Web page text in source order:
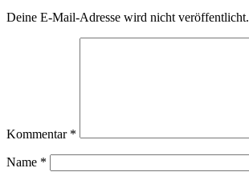
Deine E-Mail-Adresse wird nicht veröffentlicht.
Kommentar *
Name *